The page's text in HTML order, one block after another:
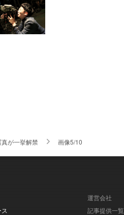
が一挙解禁 画像5/10
運営会社
記事提供一覧